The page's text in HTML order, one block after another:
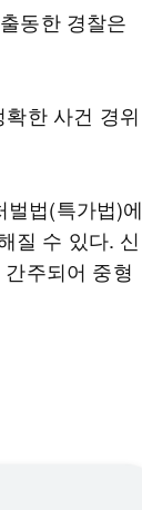
동한 경찰은
한 사건 경위
법(특가법)에
질 수 있다. 신
주되어 중형